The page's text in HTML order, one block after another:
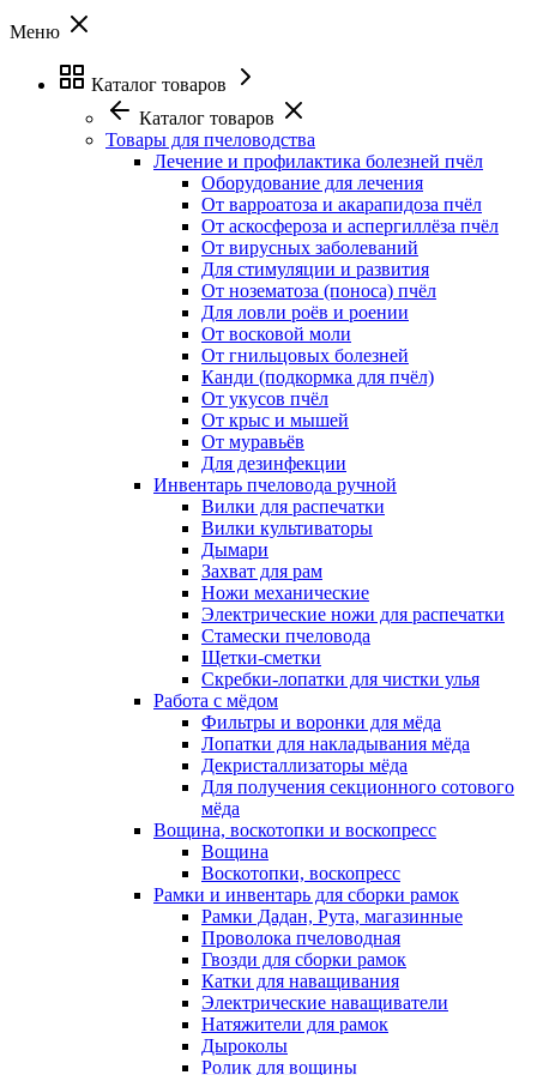
Меню
Каталог товаров
Каталог товаров
Товары для пчеловодства
Лечение и профилактика болезней пчёл
Оборудование для лечения
От варроатоза и акарапидоза пчёл
От аскосфероза и аспергиллёза пчёл
От вирусных заболеваний
Для стимуляции и развития
От нозематоза (поноса) пчёл
Для ловли роёв и роении
От восковой моли
От гнильцовых болезней
Канди (подкормка для пчёл)
От укусов пчёл
От крыс и мышей
От муравьёв
Для дезинфекции
Инвентарь пчеловода ручной
Вилки для распечатки
Вилки культиваторы
Дымари
Захват для рам
Ножи механические
Электрические ножи для распечатки
Стамески пчеловода
Щетки-сметки
Скребки-лопатки для чистки улья
Работа с мёдом
Фильтры и воронки для мёда
Лопатки для накладывания мёда
Декристаллизаторы мёда
Для получения секционного сотового
мёда
Вощина, воскотопки и воскопресс
Вощина
Воскотопки, воскопресс
Рамки и инвентарь для сборки рамок
Рамки Дадан, Рута, магазинные
Проволока пчеловодная
Гвозди для сборки рамок
Катки для наващивания
Электрические наващиватели
Натяжители для рамок
Дыроколы
Ролик для вощины